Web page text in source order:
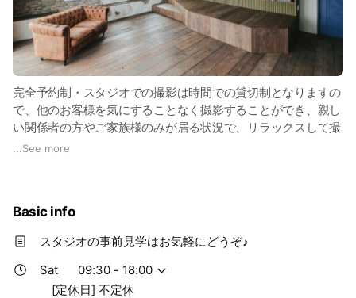
完全予約制・スタジオでの撮影は時間での貸切制となりますの
で、他のお客様を気にすることなく撮影することができ、親し
い関係者の方やご家族様のみが居る状況で、リラックスして撮
影いただけます。
で、トータルでサポートいたします。
スタジオの事前見学も行っておりますので、ご不安なお客様は
まず、事前見学をおすすめいたします。ご予約はLINE・お電
話・ホームページから受け付けておりますので、お気軽にご連
...See more
Basic info
スタジオの事前見学はお気軽にどうぞ♪
Sat
09:30 - 18:00
[定休日] 不定休